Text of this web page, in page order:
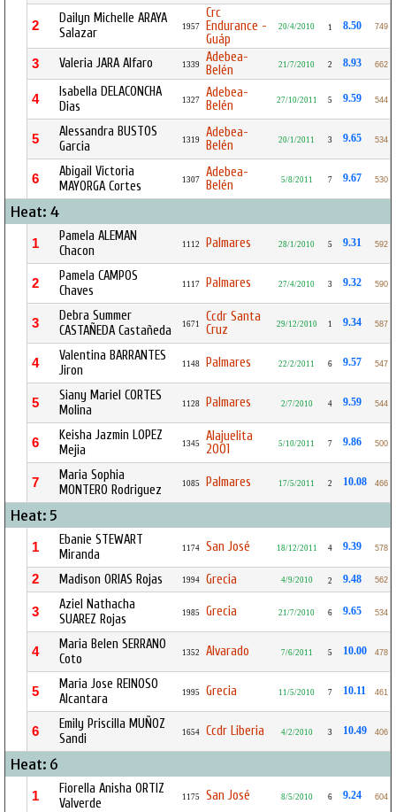
2
Dailyn Michelle ARAYA
Salazar
1957
Crc
Endurance -
Guáp
20/4/2010 1 8.50 749
3 Valeria JARA Alfaro 1339
Adebea-
Belén
21/7/2010 2 8.93 662
4
Isabella DELACONCHA
Dias
1327
Adebea-
Belén
27/10/2011 5 9.59 544
5
Alessandra BUSTOS
Garcia
1319
Adebea-
Belén
20/1/2011 3 9.65 534
6
Abigail Victoria
MAYORGA Cortes
1307
Adebea-
Belén
5/8/2011 7 9.67 530
Heat: 4
1
Pamela ALEMAN
Chacon
1112 Palmares 28/1/2010 5 9.31 592
2
Pamela CAMPOS
Chaves
1117 Palmares 27/4/2010 3 9.32 590
3
Debra Summer
CASTAÑEDA Castañeda
1671
Ccdr Santa
Cruz
29/12/2010 1 9.34 587
4
Valentina BARRANTES
Jiron
1148 Palmares 22/2/2011 6 9.57 547
5
Siany Mariel CORTES
Molina
1128 Palmares 2/7/2010 4 9.59 544
6
Keisha Jazmin LOPEZ
Mejia
1345
Alajuelita
2001
5/10/2011 7 9.86 500
7
Maria Sophia
MONTERO Rodriguez
1085 Palmares 17/5/2011 2 10.08 466
Heat: 5
1
Ebanie STEWART
Miranda
1174 San José 18/12/2011 4 9.39 578
2 Madison ORIAS Rojas 1994 Grecia 4/9/2010 2 9.48 562
3
Aziel Nathacha
SUAREZ Rojas
1985 Grecia 21/7/2010 6 9.65 534
4
Maria Belen SERRANO
Coto
1352 Alvarado 7/6/2011 5 10.00 478
5
Maria Jose REINOSO
Alcantara
1995 Grecia 11/5/2010 7 10.11 461
6
Emily Priscilla MUÑOZ
Sandi
1654 Ccdr Liberia 4/2/2010 3 10.49 406
Heat: 6
1
Fiorella Anisha ORTIZ
Valverde
1175 San José 8/5/2010 6 9.24 604